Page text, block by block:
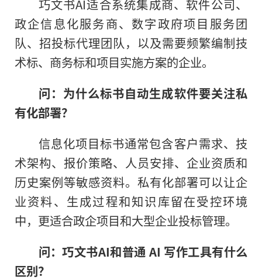
巧文书AI适合系统集成商、软件公司、
政企信息化服务商、数字政府项目服务团
队、招投标代理团队，以及需要频繁编制技
术标、商务标和项目实施方案的企业。
问：为什么标书自动生成软件要关注私
有化部署？
信息化项目标书通常包含客户需求、技
术架构、报价策略、人员安排、企业资质和
历史案例等敏感资料。私有化部署可以让企
业资料、生成过程和知识库留在受控环境
中，更适合政企项目和大型企业投标管理。
问：巧文书AI和普通 AI 写作工具有什么
区别？